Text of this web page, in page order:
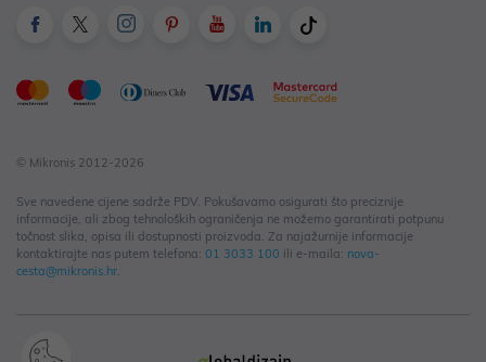
© Mikronis 2012-2026
Sve navedene cijene sadrže PDV. Pokušavamo osigurati što preciznije
informacije, ali zbog tehnoloških ograničenja ne možemo garantirati potpunu
točnost slika, opisa ili dostupnosti proizvoda. Za najažurnije informacije
kontaktirajte nas putem telefona: 01 3033 100 ili e-maila: nova-
cesta@mikronis.hr.